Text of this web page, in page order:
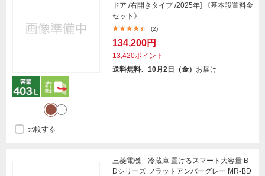
ドア /右開きタイプ /2025年] 《基本設置料金
セット》
(2)
134,200円
13,420ポイント
送料無料、10月2日（金） お届け
比較する
三菱電機 冷蔵庫 置けるスマート大容量 B
Dシリーズ フラットアンバーグレー MR-BD